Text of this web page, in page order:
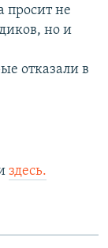
просит не
но и
отказали в
здесь.